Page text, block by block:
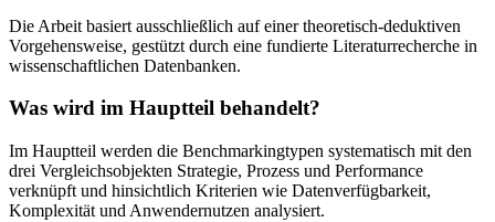
Die Arbeit basiert ausschließlich auf einer theoretisch-deduktiven
Vorgehensweise, gestützt durch eine fundierte Literaturrecherche in
wissenschaftlichen Datenbanken.
Was wird im Hauptteil behandelt?
Im Hauptteil werden die Benchmarkingtypen systematisch mit den
drei Vergleichsobjekten Strategie, Prozess und Performance
verknüpft und hinsichtlich Kriterien wie Datenverfügbarkeit,
Komplexität und Anwendernutzen analysiert.